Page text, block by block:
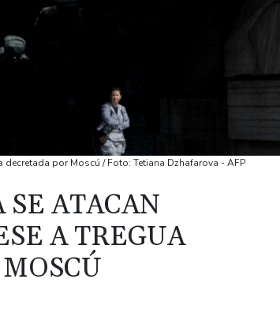
por Moscú / Foto: Tetiana Dzhafarova - AFP
SE ATACAN
A TREGUA